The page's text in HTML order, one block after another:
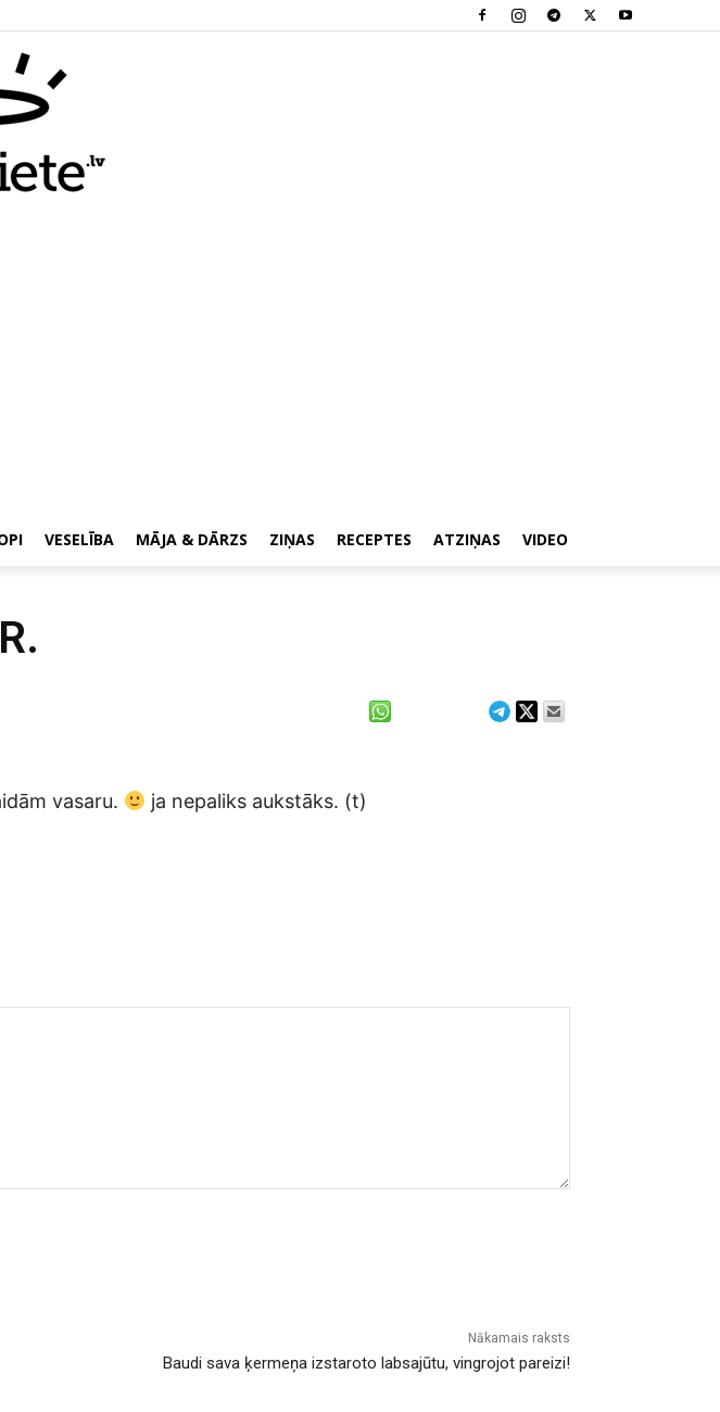
VESELĪBA MĀJA & DĀRZS ZIŅAS RECEPTES ATZIŅAS VIDEO
vasaru. ja nepaliks aukstāks. (t)
Nākamais raksts
Baudi sava ķermeņa izstaroto labsajūtu, vingrojot pareizi!